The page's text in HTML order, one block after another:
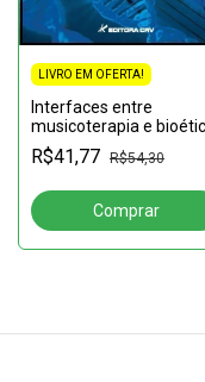
LIVRO EM OFERTA!
Interfaces entre
musicoterapia e
R$41,77 R$54,30